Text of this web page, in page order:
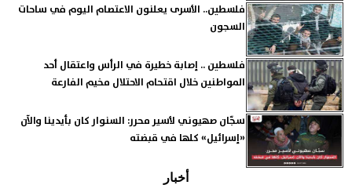
فلسطين.. الأسرى يعلنون الاعتصام اليوم في ساحات
السجون
فلسطين .. إصابة خطيرة في الرأس واعتقال أحد
المواطنين خلال اقتحام الاحتلال مخيم الفارعة
سجّان صهيوني لأسير محرر: السنوار كان بأيدينا والآن
«إسرائيل» كلها في قبضته
أخبار